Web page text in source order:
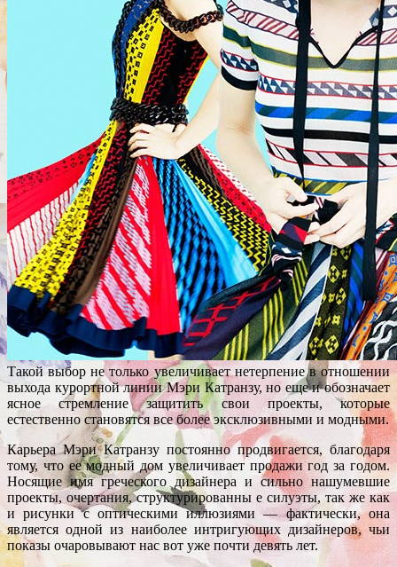
Такой выбор не только увеличивает нетерпение в отношении
выхода курортной линии Мэри Катранзу, но еще и обозначает
ясное стремление защитить свои проекты, которые
естественно становятся все более эксклюзивными и модными.
Карьера Мэри Катранзу постоянно продвигается, благодаря
тому, что ее модный дом увеличивает продажи год за годом.
Носящие имя греческого дизайнера и сильно нашумевшие
проекты, очертания, структурированны е силуэты, так же как
и рисунки с оптическими иллюзиями — фактически, она
является одной из наиболее интригующих дизайнеров, чьи
показы очаровывают нас вот уже почти девять лет.